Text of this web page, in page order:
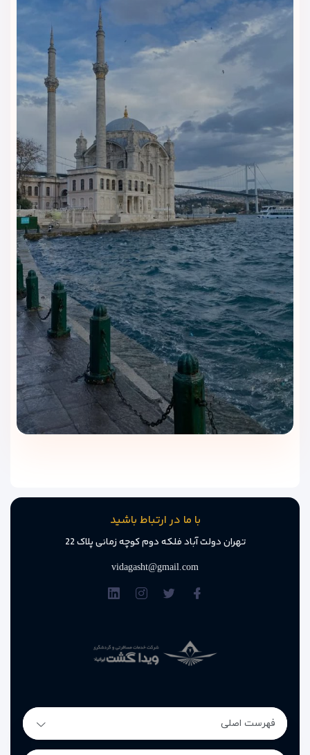
با ما در ارتباط باشید
تهران دولت آباد فلکه دوم کوچه زمانی پلاک 22
vidagasht@gmail.com
فهرست اصلی